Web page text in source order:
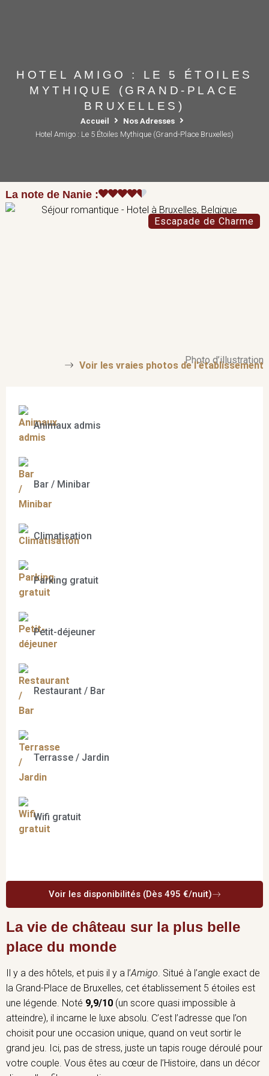
HOTEL AMIGO : LE 5 ÉTOILES
MYTHIQUE (GRAND-PLACE
BRUXELLES)
Accueil
Nos Adresses
Hotel Amigo : Le 5 Étoiles Mythique (Grand-Place Bruxelles)
La note de Nanie :
Escapade de Charme
Photo d’illustration
Voir les vraies photos de l'établissement
Animaux admis
Bar / Minibar
Climatisation
Parking gratuit
Petit-déjeuner
Restaurant / Bar
Terrasse / Jardin
Wifi gratuit
Voir les disponibilités (Dès 495 €/nuit)
La vie de château sur la plus belle
place du monde
Il y a des hôtels, et puis il y a l’Amigo. Situé à l’angle exact de
la Grand-Place de Bruxelles, cet établissement 5 étoiles est
une légende. Noté 9,9/10 (un score quasi impossible à
atteindre), il incarne le luxe absolu. C’est l’adresse que l’on
choisit pour une occasion unique, quand on veut sortir le
grand jeu. Ici, pas de stress, juste un tapis rouge déroulé pour
votre couple. Vous êtes au cœur de l’Histoire, dans un décor